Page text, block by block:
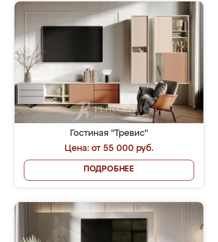
Гостиная "Тревис"
Цена: от 55 000 руб.
ПОДРОБНЕЕ